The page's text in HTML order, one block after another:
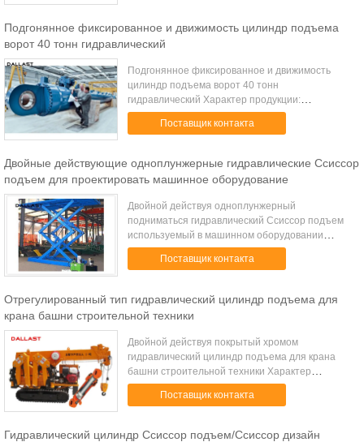
Подгонянное фиксированное и движимость цилиндр подъема
ворот 40 тонн гидравлический
Подгонянное фиксированное и движимость
цилиндр подъема ворот 40 тонн
гидравлический Характер продукции:
Гидравлический подъем вид нового На тип
грузоподъемной машины который составлен
Поставщик контакта
Двойные действующие одноплунжерные гидравлические Ссиссор
подъем для проектировать машинное оборудование
Двойной действуя одноплунжерный
подниматься гидравлический Ссиссор подъем
используемый в машинном оборудовании
инженерства Характер продукции: Мы твердо
считаем, что качественные продучты во первых
Поставщик контакта
Отрегулированный тип гидравлический цилиндр подъема для
крана башни строительной техники
Двойной действуя покрытый хромом
гидравлический цилиндр подъема для крана
башни строительной техники Характер
продукции: Мы твердо считаем, что
качественные продучты во первых выведены от
Поставщик контакта
Гидравлический цилиндр Ссиссор подъем/Ссиссор дизайн